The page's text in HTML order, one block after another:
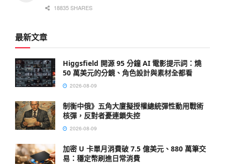
18835 SHARES
最新文章
Higgsfield 開源 95 分鐘 AI 電影提示詞：燒
50 萬美元的分鏡、角色設計與素材全都看
2026-08-09
制衡中俄》五角大廈擬授權總統彈性動用戰術
核彈，反對者憂連鎖失控
2026-08-09
加密 U 卡單月消費破 7.5 億美元、880 萬筆交
易：穩定幣刷進日常消費